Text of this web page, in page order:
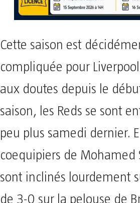
Cette saison est
compliquée pour
aux doutes depuis le
saison, les Reds se sont
peu plus samedi dernier.
coequipiers de Mohamed
sont inclinés lourdement
de 3-0 sur la pelouse de